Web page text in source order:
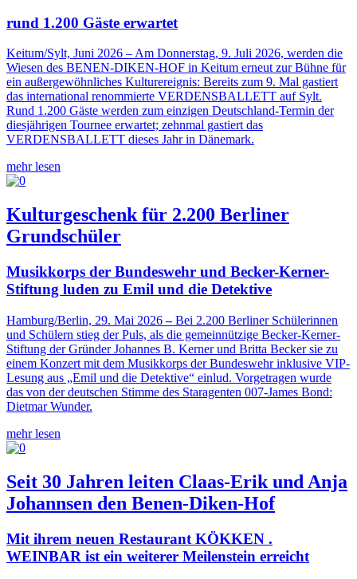
rund 1.200 Gäste erwartet
Keitum/Sylt, Juni 2026 – Am Donnerstag, 9. Juli 2026, werden die
Wiesen des BENEN-DIKEN-HOF in Keitum erneut zur Bühne für
ein außergewöhnliches Kulturereignis: Bereits zum 9. Mal gastiert
das international renommierte VERDENSBALLETT auf Sylt.
Rund 1.200 Gäste werden zum einzigen Deutschland-Termin der
diesjährigen Tournee erwartet; zehnmal gastiert das
VERDENSBALLETT dieses Jahr in Dänemark.
mehr lesen
Kulturgeschenk für 2.200 Berliner
Grundschüler
Musikkorps der Bundeswehr und Becker-Kerner-
Stiftung luden zu Emil und die Detektive
Hamburg/Berlin, 29. Mai 2026–Bei 2.200 Berliner Schülerinnen
und Schülern stieg der Puls, als die gemeinnützige Becker-Kerner-
Stiftung der Gründer Johannes B. Kerner und Britta Becker sie zu
einem Konzert mit dem Musikkorps der Bundeswehr inklusive VIP-
Lesung aus „Emil und die Detektive“ einlud. Vorgetragen wurde
das von der deutschen Stimme des Staragenten 007-James Bond:
Dietmar Wunder.
mehr lesen
Seit 30 Jahren leiten Claas-Erik und Anja
Johannsen den Benen-Diken-Hof
Mit ihrem neuen Restaurant KÖKKEN .
WEINBAR ist ein weiterer Meilenstein erreicht